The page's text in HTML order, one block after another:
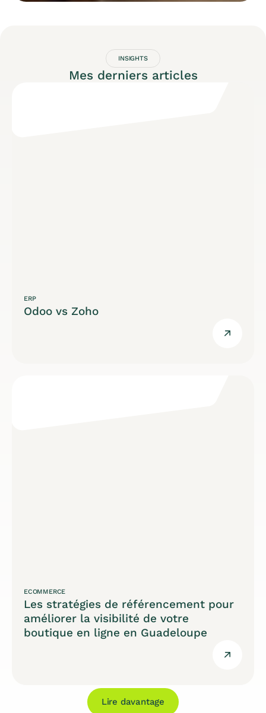
INSIGHTS
Mes derniers articles
ERP
Odoo vs Zoho
ECOMMERCE
Les stratégies de référencement pour
améliorer la visibilité de votre
boutique en ligne en Guadeloupe
Lire davantage